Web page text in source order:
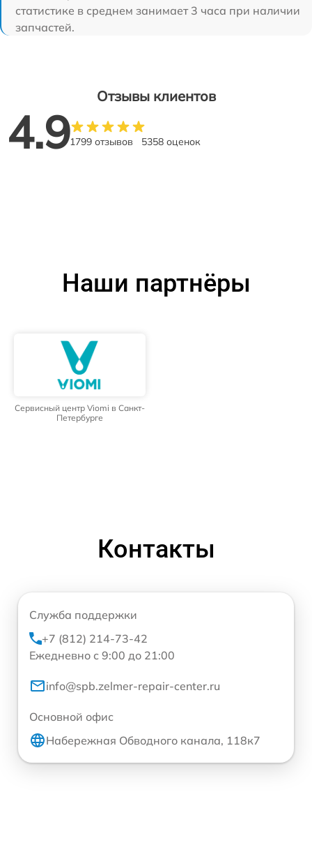
статистике в среднем занимает 3 часа при наличии
запчастей.
Отзывы клиентов
4.91799 отзывов 5358 оценок
Наши партнёры
Сервисный центр Viomi в Санкт-
Петербурге
Контакты
Служба поддержки
+7 (812) 214-73-42
Ежедневно с 9:00 до 21:00
info@spb.zelmer-repair-center.ru
Основной офис
Набережная Обводного канала, 118к7